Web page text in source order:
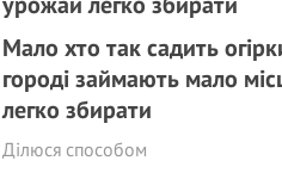
Мало хто так садить
городі займають мало
легко збирати
Ділюся способом